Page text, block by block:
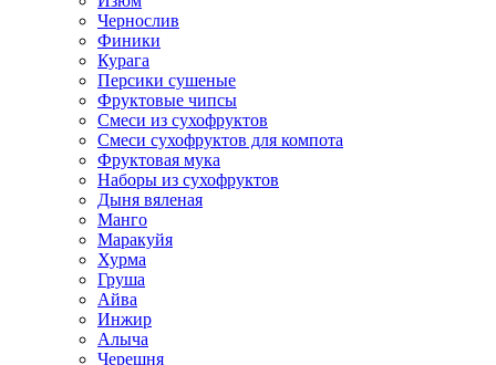
Чернослив
Финики
Курага
Персики сушеные
Фруктовые чипсы
Смеси из сухофруктов
Смеси сухофруктов для компота
Фруктовая мука
Наборы из сухофруктов
Дыня вяленая
Манго
Маракуйя
Хурма
Груша
Айва
Инжир
Алыча
Черешня